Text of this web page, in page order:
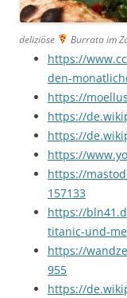
deliziöse Burrata im
https://
den-
https://
https://
https://
https://
https://
157133
https://
titanic-und-
https://
955
https://